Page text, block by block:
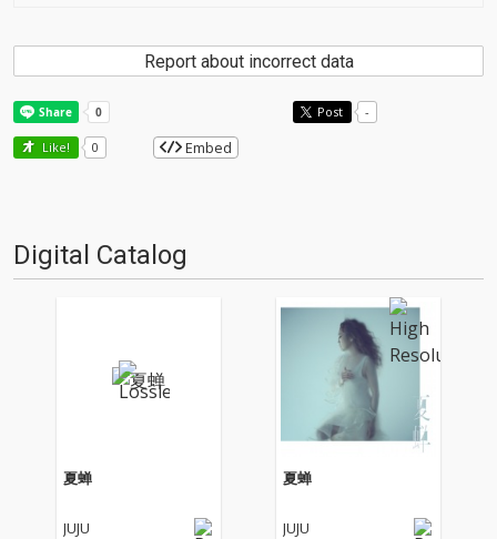
Report about incorrect data
Post -
Like! 0 Embed
Digital Catalog
夏蝉
JUJU
夏蝉
JUJU